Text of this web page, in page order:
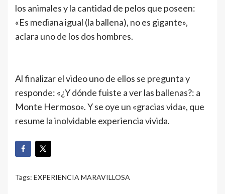
los animales y la cantidad de pelos que poseen:
«Es mediana igual (la ballena), no es gigante»,
aclara uno de los dos hombres.
Al finalizar el video uno de ellos se pregunta y
responde: «¿Y dónde fuiste a ver las ballenas?: a
Monte Hermoso». Y se oye un «gracias vida», que
resume la inolvidable experiencia vivida.
Tags: EXPERIENCIA MARAVILLOSA